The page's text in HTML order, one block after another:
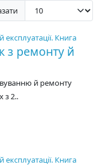
з ремонту й
й ремонту
з 2..